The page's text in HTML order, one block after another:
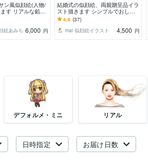
ン風似顔絵(人物/
す リアルな鉛筆
色・写真組み合わ
絵あみち 6,000 円
結婚式の似顔絵、両親贈呈品イラ
スト描きます シンプルでおしゃ
れ可愛いウェディングイラスト♡
両親贈呈品にも
4.9 (37)
mai 似顔絵イラスト
4,500 円
デフォルメ・ミニ リアル
日時指定 お届け日数